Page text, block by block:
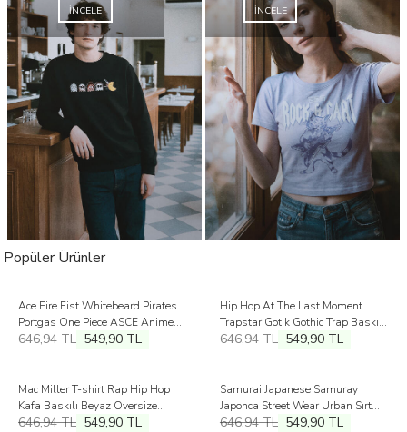
İNCELE
İNCELE
İNCELE
İNCELE
Popüler Ürünler
%15
İndirim
Ace Fire Fist Whitebeard Pirates
Portgas One Piece ASCE Anime
Kol Baskılı Oversize T-shirt
646,94TL 549,90 TL
% 15
İndirim
Hip Hop At The Last Moment
Trapstar Gotik Gothic Trap Baskılı
Oversize Tişört Siyah Unisex T-
646,94TL 549,90TL
%15
İndirim
Mac Miller T-shirt Rap Hip Hop
Kafa Baskılı Beyaz Oversize
Tişört
646,94TL 549,90 TL
%15
İndirim
Samurai Japanese Samuray
Japonca Street Wear Urban Sırt
Ön Baskılı Oversize Tişört Unisex
646,94TL 549,90TL